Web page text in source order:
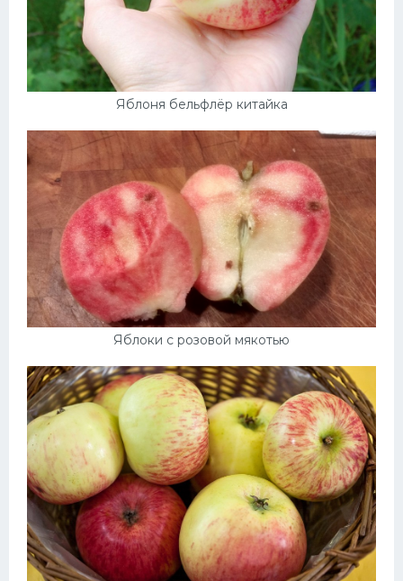
Яблоня бельфлёр китайка
Яблоки с розовой мякотью